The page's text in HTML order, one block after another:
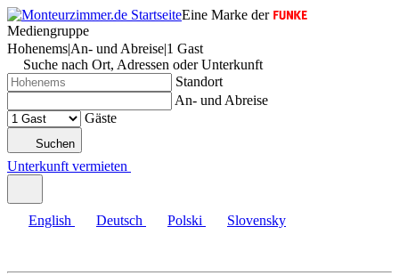
Eine Marke der
Mediengruppe
Hohenems|An- und Abreise|1 Gast
Suche nach Ort, Adressen oder Unterkunft
Standort
An- und Abreise
Gäste
Suchen
Unterkunft vermieten
English Deutsch Polski Slovensky